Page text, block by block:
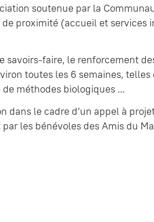
soutenue par la
proximité (accueil et services
savoirs-faire, le renforcement
toutes les 6 semaines,
méthodes biologiques ...
dans le cadre d’un appel à
les bénévoles des Amis du